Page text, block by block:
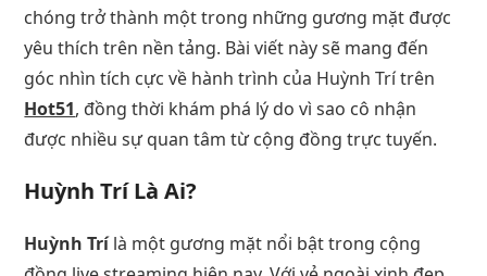
chóng trở thành một trong những gương mặt được
yêu thích trên nền tảng. Bài viết này sẽ mang đến
góc nhìn tích cực về hành trình của Huỳnh Trí trên
Hot51, đồng thời khám phá lý do vì sao cô nhận
được nhiều sự quan tâm từ cộng đồng trực tuyến.
Huỳnh Trí Là Ai?
Huỳnh Trílà một gương mặt nổi bật trong cộng